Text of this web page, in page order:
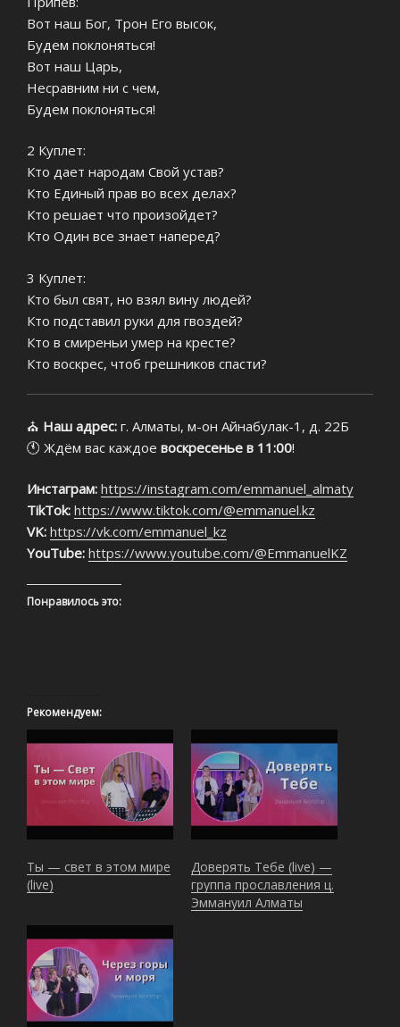
Вот наш Бог, Трон Его высок,
Будем поклоняться!
Вот наш Царь,
Несравним ни с чем,
Будем поклоняться!
2 Куплет:
Кто дает народам Свой устав?
Кто Единый прав во всех делах?
Кто решает что произойдет?
Кто Один все знает наперед?
3 Куплет:
Кто был свят, но взял вину людей?
Кто подставил руки для гвоздей?
Кто в смиреньи умер на кресте?
Кто воскрес, чтоб грешников спасти?
⛪ Наш адрес: г. Алматы, м-он Айнабулак-1, д. 22Б
🕚 Ждём вас каждое воскресенье в 11:00!
Инстаграм: https://instagram.com/emmanuel_almaty
TikTok: https://www.tiktok.com/@emmanuel.kz
VK: https://vk.com/emmanuel_kz
YouTube: https://www.youtube.com/@EmmanuelKZ
Понравилось это:
Рекомендуем:
Ты — свет в этом мире
(live)
Доверять Тебе (live) —
группа прославления ц.
Эммануил Алматы